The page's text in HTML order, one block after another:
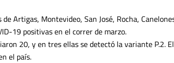
Artigas, Montevideo, San José, Rocha,
19 positivas en el correr de marzo.
20, y en tres ellas se detectó la variante P.2.
el país.